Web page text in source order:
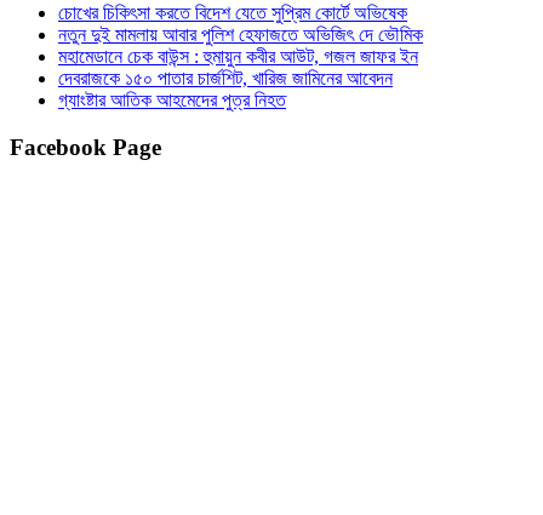
চোখের চিকিৎসা করতে বিদেশ যেতে সুপ্রিম কোর্টে অভিষেক
নতুন দুই মামলায় আবার পুলিশ হেফাজতে অভিজিৎ দে ভৌমিক
মহামেডানে চেক বাউন্স : হুমায়ুন কবীর আউট, গজল জাফর ইন
দেবরাজকে ১৫০ পাতার চার্জশিট, খারিজ জামিনের আবেদন
গ্যাংষ্টার আতিক আহমেদের পুত্র নিহত
Facebook Page